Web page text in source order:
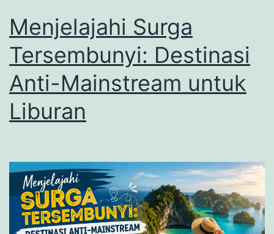
Menjelajahi Surga
Tersembunyi: Destinasi
Anti-Mainstream untuk
Liburan